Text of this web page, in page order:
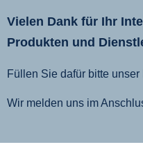
Vielen Dank für Ihr
Produkten und
Füllen Sie dafür bitte
Wir melden uns im